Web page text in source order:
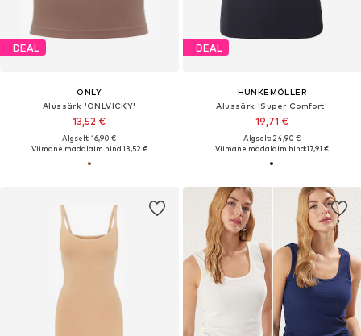
DEAL
ONLY
Alussärk 'ONLVICKY'
13,52 €
Algselt: 16,90 €
Viimane madalaim hind:13,52 €
DEAL
HUNKEMÖLLER
Alussärk 'Super Comfort'
19,71 €
Algselt: 24,90 €
Viimane madalaim hind:17,91 €